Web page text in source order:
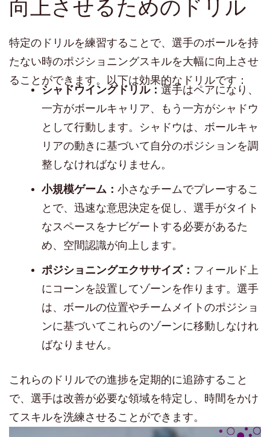
向上させるためのドリル
特定のドリルを練習することで、選手のボールを持
たない時のポジショニングスキルを大幅に向上させ
ることができます。以下は効果的なドリルです：
シャドウイングドリル： 選手はペアになり、
一方がボールキャリア、もう一方がシャドウ
として行動します。シャドウは、ボールキャ
リアの動きに基づいて自分のポジションを調
整しなければなりません。
小規模ゲーム： 小さなチームでプレーするこ
とで、迅速な意思決定を促し、選手がタイト
なスペースをナビゲートする必要があるた
め、空間認識が向上します。
ポジショニングエクササイズ： フィールド上
にコーンを設置してゾーンを作ります。選手
は、ボールの位置やチームメイトのポジショ
ンに基づいてこれらのゾーンに移動しなけれ
ばなりません。
これらのドリルでの進捗を定期的に追跡すること
で、選手は改善が必要な領域を特定し、時間をかけ
てスキルを洗練させることができます。